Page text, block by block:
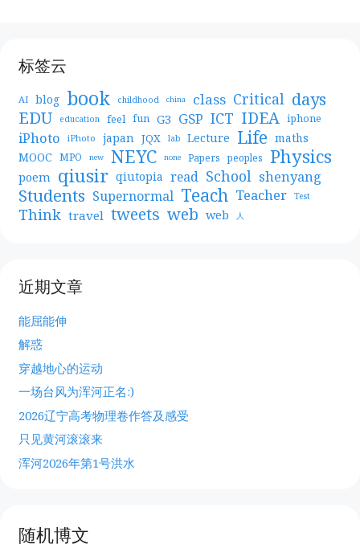
标签云
AI blog book childhood china class Critical days
EDU education feel fun G3 GSP ICT IDEA iphone
iPhoto iPhoto japan JQX lab Lecture Life maths
MOOC MPO new NEYC none Papers peoples Physics
poem qiusir qiutopia read School shenyang
Students Supernormal Teach Teacher Test
Think travel tweets web web 人
近期文章
能屈能伸
解惑
穿越地心的运动
一场台风为浑河正名:)
2026辽宁高考物理卷作答及感受
只见黄河滚滚来
浑河2026年第1号洪水
随机博文